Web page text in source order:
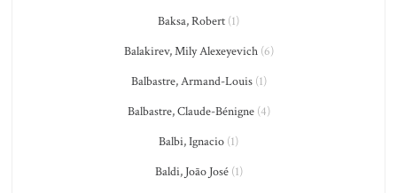
Baksa, Robert (1)
Balakirev, Mily Alexeyevich(6)
Balbastre, Armand-Louis(1)
Balbastre, Claude-Bénigne(4)
Balbi, Ignacio (1)
Baldi, João José(1)